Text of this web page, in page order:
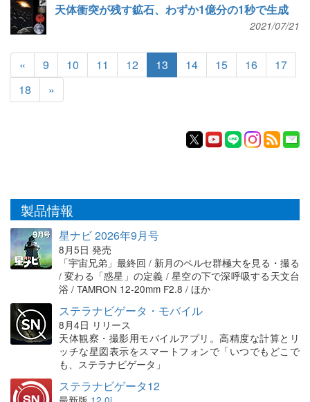
天体衝突が残す鉱石、わずか1億分の1秒で生成
2021/07/21
« 9 10 11 12 13 14 15 16
17
18
»
製品情報
星ナビ 2026年9月号
8月5日 発売
「宇宙兄弟」最終回 / 新月のペルセ群極大を見る・撮る
/ 変わる「惑星」の定義 / 星空の下で深呼吸する天文台
浴 / TAMRON 12-20mm F2.8 / ほか
ステラナビゲータ・モバイル
8月4日 リリース
天体観察・撮影用モバイルアプリ。高精度な計算とリ
ッチな星図表示をスマートフォンで「いつでもどこで
も、ステラナビゲータ」
ステラナビゲータ12